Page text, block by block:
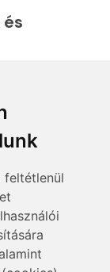
feltétlenül
között
a
mellett